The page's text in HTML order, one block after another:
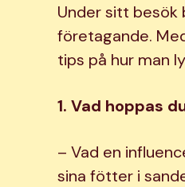
Under sitt besök
företagande.
tips på hur man
1. Vad hoppas
– Vad en
sina fötter i